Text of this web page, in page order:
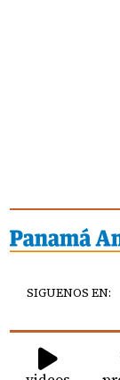
SIGUENOS EN: